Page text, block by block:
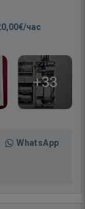
час
+33
WhatsApp